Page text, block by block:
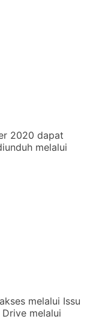
2020 dapat
melalui
melalui Issu
melalui